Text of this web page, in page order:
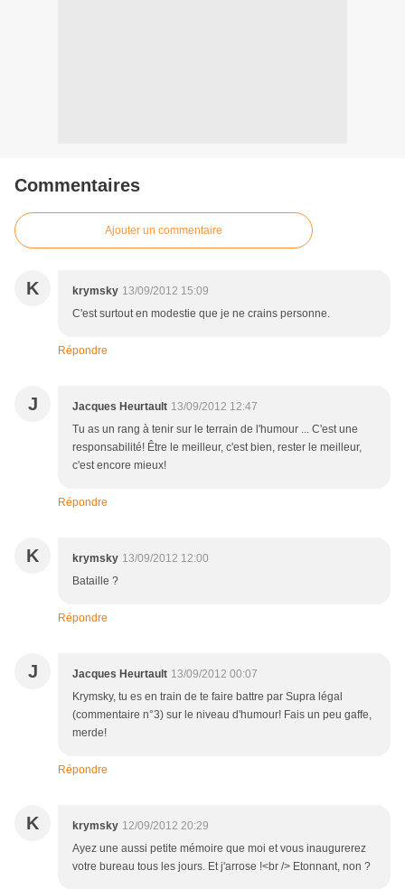
Commentaires
Ajouter un commentaire
K krymsky 13/09/2012 15:09
C'est surtout en modestie que je ne crains personne.
Répondre
J Jacques Heurtault 13/09/2012 12:47
Tu as un rang à tenir sur le terrain de l'humour ... C'est une
responsabilité! Être le meilleur, c'est bien, rester le meilleur,
c'est encore mieux!
Répondre
K krymsky 13/09/2012 12:00
Bataille ?
Répondre
J Jacques Heurtault 13/09/2012 00:07
Krymsky, tu es en train de te faire battre par Supra légal
(commentaire n°3) sur le niveau d'humour! Fais un peu gaffe,
merde!
Répondre
K krymsky 12/09/2012 20:29
Ayez une aussi petite mémoire que moi et vous inaugurerez
votre bureau tous les jours. Et j'arrose !<br /> Etonnant, non ?